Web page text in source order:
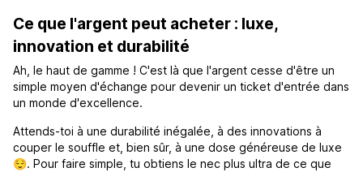
Ce que l'argent peut acheter : luxe,
innovation et durabilité
Ah, le haut de gamme ! C'est là que l'argent cesse d'être un
simple moyen d'échange pour devenir un ticket d'entrée dans
un monde d'excellence.
Attends-toi à une durabilité inégalée, à des innovations à
couper le souffle et, bien sûr, à une dose généreuse de luxe
😌. Pour faire simple, tu obtiens le nec plus ultra de ce que